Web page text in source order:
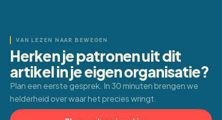
VAN LEZEN NAAR BEWEGEN
Herken je patronen uit dit
artikel in je eigen organisatie?
Plan een eerste gesprek. In 30 minuten brengen we
helderheid over waar het precies wringt.